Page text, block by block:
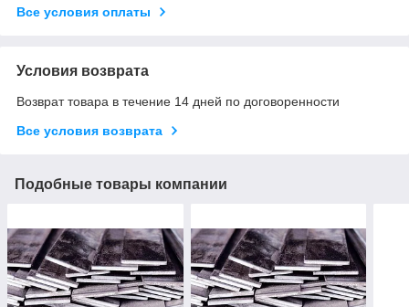
Все условия оплаты
Условия возврата
Возврат товара в течение 14 дней по договоренности
Все условия возврата
Подобные товары компании